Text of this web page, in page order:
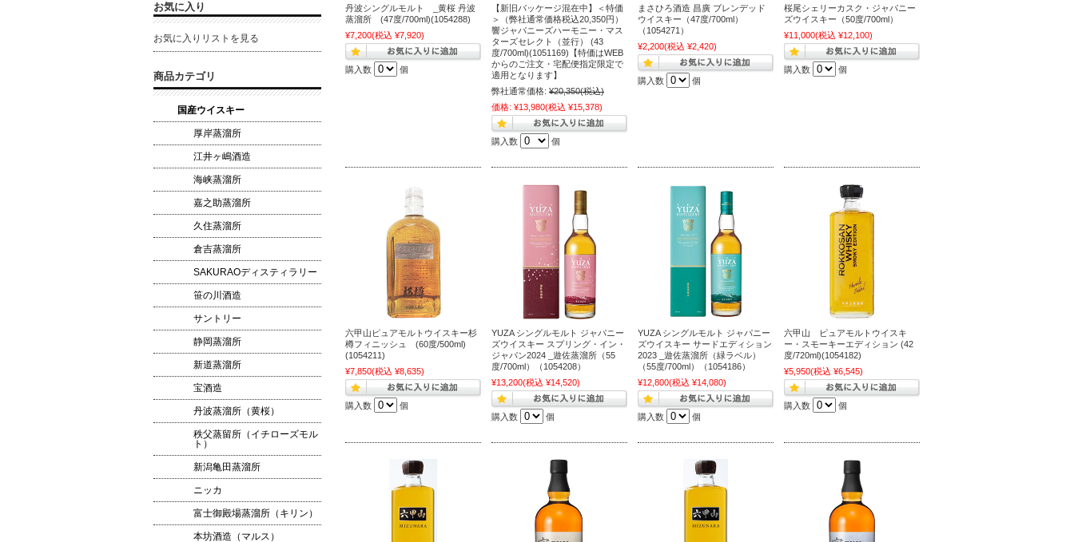
丹波シングルモルト _黄桜 丹波
蒸溜所 (47度/700ml)(1054288)
¥7,200(税込 ¥7,920)
購入数 個
【新旧パッケージ混在中】＜特価
＞（弊社通常価格税込20,350円）
響ジャパニーズハーモニー・マス
ターズセレクト（並行） (43
度/700ml)(1051169)【特価はWEB
からのご注文・宅配便指定限定で
適用となります】
弊社通常価格: ¥20,350(税込)
価格: ¥13,980(税込 ¥15,378)
購入数 個
まさひろ酒造 昌廣 ブレンデッド
ウイスキー（47度/700ml）
（1054271）
¥2,200(税込 ¥2,420)
購入数 個
桜尾シェリーカスク・ジャパニー
ズウイスキー（50度/700ml）
¥11,000(税込 ¥12,100)
購入数 個
六甲山ピュアモルトウイスキー杉
樽フィニッシュ (60度/500ml)
(1054211)
¥7,850(税込 ¥8,635)
購入数 個
YUZA シングルモルト ジャパニー
ズウイスキー スプリング・イン・
ジャパン2024 _遊佐蒸溜所（55
度/700ml）（1054208）
¥13,200(税込 ¥14,520)
購入数 個
YUZA シングルモルト ジャパニー
ズウイスキー サードエディション
2023 _遊佐蒸溜所（緑ラベル）
（55度/700ml）（1054186）
¥12,800(税込 ¥14,080)
購入数 個
六甲山 ピュアモルトウイスキ
ー・スモーキーエディション (42
度/720ml)(1054182)
¥5,950(税込 ¥6,545)
購入数 個
お気に入り
お気に入りリストを見る
商品カテゴリ
国産ウイスキー
厚岸蒸溜所
江井ヶ嶋酒造
海峡蒸溜所
嘉之助蒸溜所
久住蒸溜所
倉吉蒸溜所
SAKURAOディスティラリー
笹の川酒造
サントリー
静岡蒸溜所
新道蒸溜所
宝酒造
丹波蒸溜所（黄桜）
秩父蒸留所（イチローズモル
ト）
新潟亀田蒸溜所
ニッカ
富士御殿場蒸溜所（キリン）
本坊酒造（マルス）